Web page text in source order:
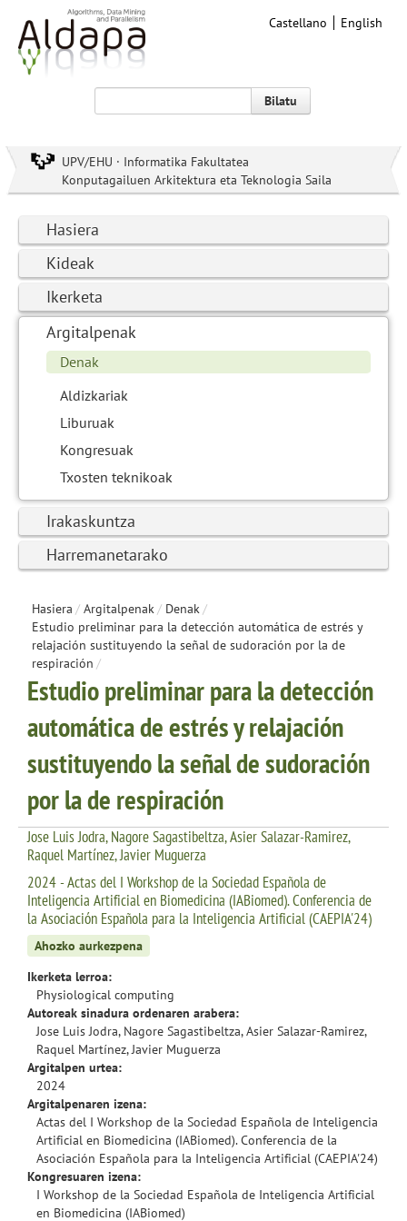
Castellano English
Bilatu
UPV/EHU · Informatika Fakultatea
Konputagailuen Arkitektura eta Teknologia Saila
Hasiera
Kideak
Ikerketa
Argitalpenak
Denak
Aldizkariak
Liburuak
Kongresuak
Txosten teknikoak
Irakaskuntza
Harremanetarako
Hasiera / Argitalpenak/ Denak/
Estudio preliminar para la detección automática de estrés y
relajación sustituyendo la señal de sudoración por la de
respiración /
Estudio preliminar para la detección
automática de estrés y relajación
sustituyendo la señal de sudoración
por la de respiración
Jose Luis Jodra, Nagore Sagastibeltza, Asier Salazar-Ramirez,
Raquel Martínez, Javier Muguerza
2024 - Actas del I Workshop de la Sociedad Española de
Inteligencia Artificial en Biomedicina (IABiomed). Conferencia de
la Asociación Española para la Inteligencia Artificial (CAEPIA'24)
Ahozko aurkezpena
Ikerketa lerroa:
Physiological computing
Autoreak sinadura ordenaren arabera:
Jose Luis Jodra, Nagore Sagastibeltza, Asier Salazar-Ramirez,
Raquel Martínez, Javier Muguerza
Argitalpen urtea:
2024
Argitalpenaren izena:
Actas del I Workshop de la Sociedad Española de Inteligencia
Artificial en Biomedicina (IABiomed). Conferencia de la
Asociación Española para la Inteligencia Artificial (CAEPIA'24)
Kongresuaren izena:
I Workshop de la Sociedad Española de Inteligencia Artificial
en Biomedicina (IABiomed)